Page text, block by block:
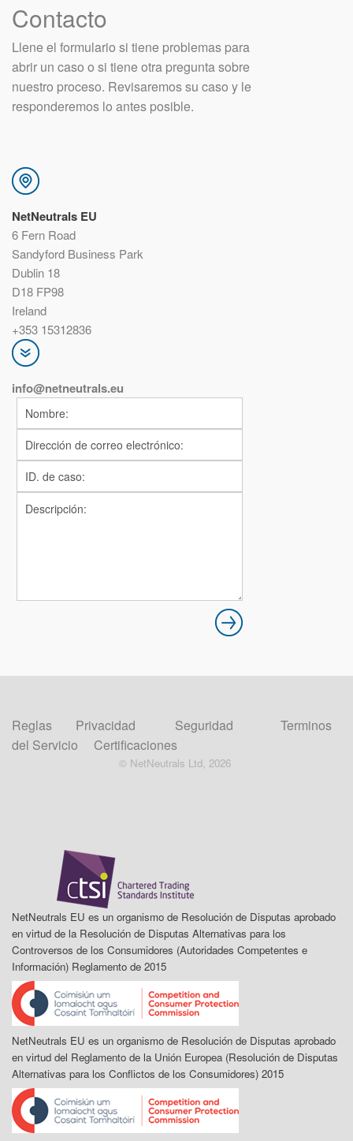
Contacto
Llene el formulario si tiene problemas para
abrir un caso o si tiene otra pregunta sobre
nuestro proceso. Revisaremos su caso y le
responderemos lo antes posible.
NetNeutrals EU
6 Fern Road
Sandyford Business Park
Dublin 18
D18 FP98
Ireland
+353 15312836
info@netneutrals.eu
Reglas Privacidad Seguridad
Terminos
del Servicio
Certificaciones
© NetNeutrals Ltd, 2026
NetNeutrals EU es un organismo de Resolución de Disputas aprobado
en virtud de la Resolución de Disputas Alternativas para los
Controversos de los Consumidores (Autoridades Competentes e
Información) Reglamento de 2015
NetNeutrals EU es un organismo de Resolución de Disputas aprobado
en virtud del Reglamento de la Unión Europea (Resolución de Disputas
Alternativas para los Conflictos de los Consumidores) 2015